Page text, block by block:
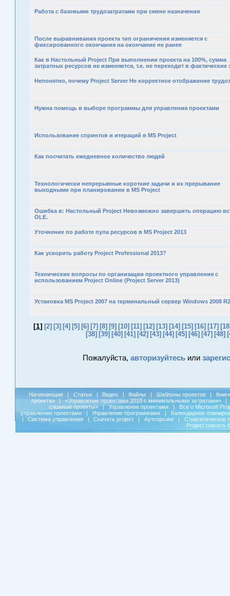
Работа с базовыми трудозатратами при смене назначения
После выравнивания проекта тип ограничения изменяется с
фиксированного окончания на окончание не ранее
Как в Настольный Project При выполнении проекта на 100%, сумма
затратных ресурсов не изменяется, т.е. не переходит в фактические
Непонятно, почему Project Server Не корректное отображение
Нужна помощь в выборе программы для управления проектами
Использование спринтов и итераций в MS Project
Как посчитать ежедневное количество людей
Технологически непрерывные короткие задачи и их прерывание
выходными при планировании в MS Project
Ошибка в: Настольный Project Невозможно завершить операцию
OLE.
Уточнение по работе пула ресурсов в MS Project 2013
Как ускорить работу Project Professional 2013?
Технические вопросы по организации проектного управления с
использованием Project Online (Project Server 2013)
Установка MS Project 2007 на терминальный сервер Windows 2008 R2
[1] [2] [3] [4] [5] [6] [7] [8] [9] [10] [11] [12] [13] [14] [15] [16] [17]
[38] [39] [40] [41] [42] [43] [44] [45] [46] [47] [48]
Пожалуйста, авторизуйтесьили
Начинающие | Статьи | Видео | Файлы | Шаблоны проектов |
Книги
проекта»
| «Управление проектами 2010 с минимальными затратами»
|
сложные проекты»
| Управление проектами |
Все о Microsoft
управлению проектами
| Управление программами |
Календарное
|
Система управления | Скачать project | Аутсорсинг |
Стратегическое
Project скачать